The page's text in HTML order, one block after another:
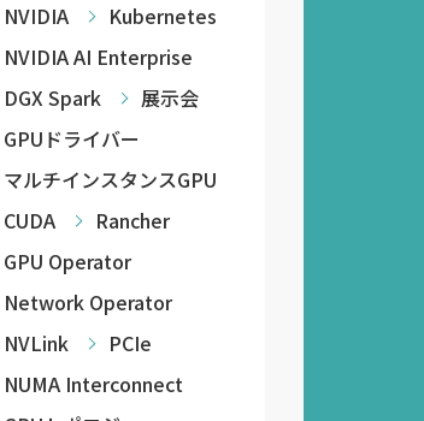
NVIDIA
Kubernetes
NVIDIA AI Enterprise
DGX Spark
展示会
GPUドライバー
マルチインスタンスGPU
CUDA
Rancher
GPU Operator
Network Operator
NVLink
PCIe
NUMA Interconnect